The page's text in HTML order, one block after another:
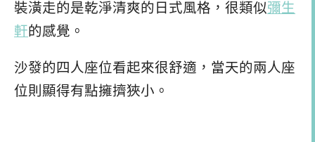
裝潢走的是乾淨清爽的日式風格，很類似彌生
軒的感覺。
沙發的四人座位看起來很舒適，當天的兩人座
位則顯得有點擁擠狹小。